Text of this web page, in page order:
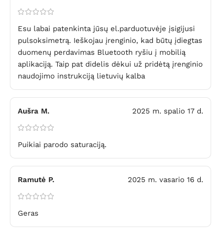
Esu labai patenkinta jūsų el.parduotuvėje įsigijusi
pulsoksimetrą. Ieškojau įrenginio, kad būtų įdiegtas
duomenų perdavimas Bluetooth ryšiu į mobilią
aplikaciją. Taip pat didelis dėkui už pridėtą įrenginio
naudojimo instrukciją lietuvių kalba
Aušra M. 2025 m. spalio 17 d.
Puikiai parodo saturaciją.
Ramutė P. 2025 m. vasario 16 d.
Geras